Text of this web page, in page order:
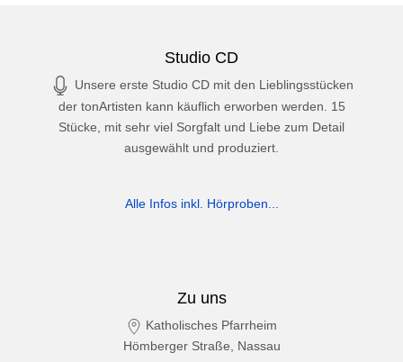
Studio CD
Unsere erste Studio CD mit den Lieblingsstücken
der tonArtisten kann käuflich erworben werden. 15
Stücke, mit sehr viel Sorgfalt und Liebe zum Detail
ausgewählt und produziert.
Alle Infos inkl. Hörproben...
Zu uns
Katholisches Pfarrheim
Hömberger Straße, Nassau